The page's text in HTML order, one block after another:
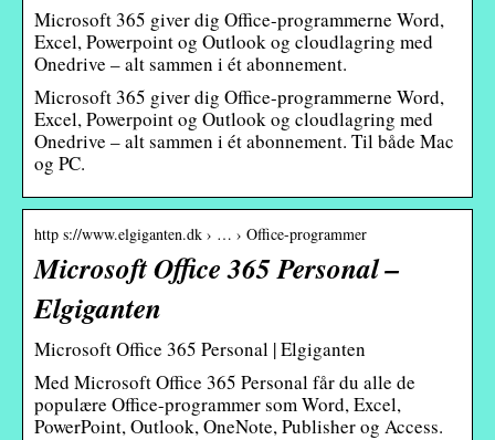
Microsoft 365 giver dig Office-programmerne Word,
Excel, Powerpoint og Outlook og cloudlagring med
Onedrive – alt sammen i ét abonnement.
Microsoft 365 giver dig Office-programmerne Word,
Excel, Powerpoint og Outlook og cloudlagring med
Onedrive – alt sammen i ét abonnement. Til både Mac
og PC.
http s://www.elgiganten.dk › … › Office-programmer
Microsoft Office 365 Personal –
Elgiganten
Microsoft Office 365 Personal | Elgiganten
Med Microsoft Office 365 Personal får du alle de
populære Office-programmer som Word, Excel,
PowerPoint, Outlook, OneNote, Publisher og Access.